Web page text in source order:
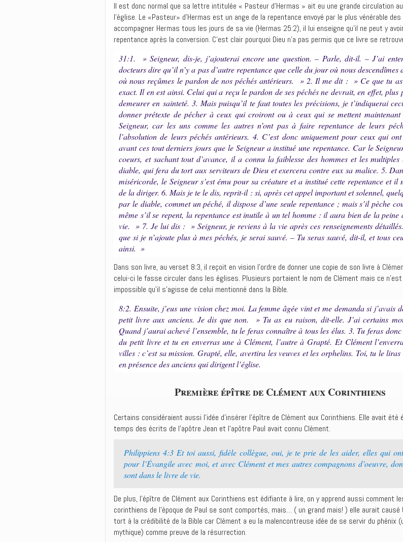
Il est donc normal que sa lettre intitulée « Pasteur d’Hermas » ait eu une grande circulation
l’église. Le «Pasteur» d’Hermas est un ange de la repentance envoyé par le plus vénérable
accompagner Hermas tous les jours de sa vie (Hermas 25:2), il lui enseigne qu’il ne peut y
repentance après la conversion. C’est clair pourquoi Dieu n’a pas permis que ce livre se
31:1. » Seigneur, dis-je, j’ajouterai encore une question. – Parle, dit-il. – J’ai
docteurs dire qu’il n’y a pas d’autre repentance que celle du jour où nous descendîmes
où nous reçûmes le pardon de nos péchés antérieurs. » 2. Il me dit : » Ce que tu as
exact. Il en est ainsi. Celui qui a reçu le pardon de ses péchés ne devrait, en effet, plus
demeurer en sainteté. 3. Mais puisqu’il te faut toutes les précisions, je t’indiquerai
donner prétexte de pécher à ceux qui croiront ou à ceux qui se mettent
Seigneur, car les uns comme les autres n’ont pas à faire repentance de leurs
l’absolution de leurs péchés antérieurs. 4. C’est donc uniquement pour ceux qui
avant ces tout derniers jours que le Seigneur a institué une repentance. Car le
coeurs, et sachant tout d’avance, il a connu la faiblesse des hommes et les
diable, qui fera du tort aux serviteurs de Dieu et exercera contre eux sa malice. 5.
miséricorde, le Seigneur s’est ému pour sa créature et a institué cette repentance et il
de la diriger. 6. Mais je te le dis, reprit-il : si, après cet appel important et solennel,
par le diable, commet un péché, il dispose d’une seule repentance ; mais s’il pèche
même s’il se repent, la repentance est inutile à un tel homme : il aura bien de la
vie. » 7. Je lui dis : » Seigneur, je reviens à la vie après ces renseignements
que si je n’ajoute plus à mes péchés, je serai sauvé. – Tu seras sauvé, dit-il, et tous
ainsi. »
Dans son livre, au verset 8:3, il reçoit en vision l’ordre de donner une copie de son livre à
celui-ci le fasse circuler dans les églises. Plusieurs portaient le nom de Clément mais ce
impossible qu’il s’agisse de celui mentionné dans la Bible.
8:2. Ensuite, j’eus une vision chez moi. La femme âgée vint et me demanda si j’avais
petit livre aux anciens. Je dis que non. » Tu as eu raison, dit-elle. J’ai certains
Quand j’aurai achevé l’ensemble, tu le feras connaître à tous les élus. 3. Tu feras
du petit livre et tu en enverras une à Clément, l’autre à Grapté. Et Clément
villes : c’est sa mission. Grapté, elle, avertira les veuves et les orphelins. Toi, tu le liras
en présence des anciens qui dirigent l’église.
Première épître de Clément aux Corinthiens
Certains considéraient aussi l’idée d’insérer l’épître de Clément aux Corinthiens. Elle avait été
temps des écrits de l’apôtre Jean et l’apôtre Paul avait connu Clément.
Philippiens 4:3 Et toi aussi, fidèle collègue, oui, je te prie de les aider, elles qui
pour l’Évangile avec moi, et avec Clément et mes autres compagnons d’oeuvre,
sont dans le livre de vie.
De plus, l’épître de Clément aux Corinthiens est édifiante à lire, on y apprend aussi comment
corinthiens de l’époque de Paul se sont comportés, mais… ( un grand mais! ) elle aurait causé
tort à la crédibilité de la Bible car Clément a eu la malencontreuse idée de se servir du phénix
mythique) comme preuve de la résurrection.